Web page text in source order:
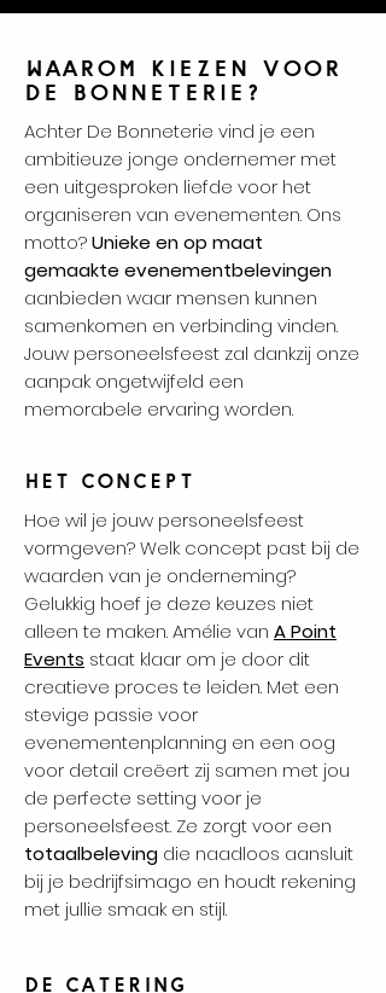
Waarom kiezen voor
de bonneterie?
Achter De Bonneterie vind je een
ambitieuze jonge ondernemer met
een uitgesproken liefde voor het
organiseren van evenementen. Ons
motto?Unieke en op maat
gemaakte evenementbelevingen
aanbieden waar mensen kunnen
samenkomen en verbinding vinden.
Jouw personeelsfeest zal dankzij onze
aanpak ongetwijfeld een
memorabele ervaring worden.
Het concept
Hoe wil je jouw personeelsfeest
vormgeven? Welk concept past bij de
waarden van je onderneming?
Gelukkig hoef je deze keuzes niet
alleen te maken. Amélie van A Point
Events staat klaar om je door dit
creatieve proces te leiden. Met een
stevige passie voor
evenementenplanning en een oog
voor detail creëert zij samen met jou
de perfecte setting voor je
personeelsfeest. Ze zorgt voor een
totaalbeleving die naadloos aansluit
bij je bedrijfsimago en houdt rekening
met jullie smaak en stijl.
De catering